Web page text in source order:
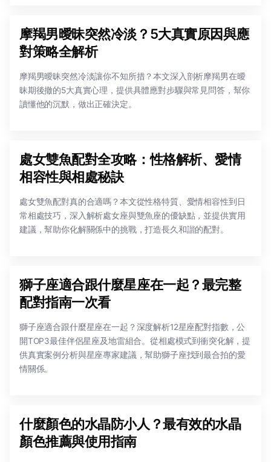
摩羯男曖昧突然冷淡？5大真實原因與應
對策略全解析
摩羯男曖昧突然冷淡讓你不知所措？本文深入剖析摩羯男在曖
昧期後撤的5大真實心理，提供具體應對步驟與常見問答，幫你
讀懂他的沉默，做出正確決定。
處女雙魚配對全攻略：性格解析、愛情
相容性與相處秘訣
處女雙魚配對真的合適嗎？本文從性格特質、愛情相容性到日
常相處技巧，深入解析處女座與雙魚座的優缺點，並提供實用
建議，幫助你化解關係中的挑戰，打造長久和諧的配對。
獅子座適合跟什麼星座在一起？最完整
配對指南一次看
獅子座適合跟什麼星座在一起？深度解析12星座配對指數，公
開TOP3最佳伴侶星座及地雷組合。從相處模式到衝突化解，提
供真實案例分析與星座專家建議，幫助獅子座找到最合拍的愛
情關係。
什麼顏色的水晶防小人？最有效的水晶
顏色推薦與使用指南